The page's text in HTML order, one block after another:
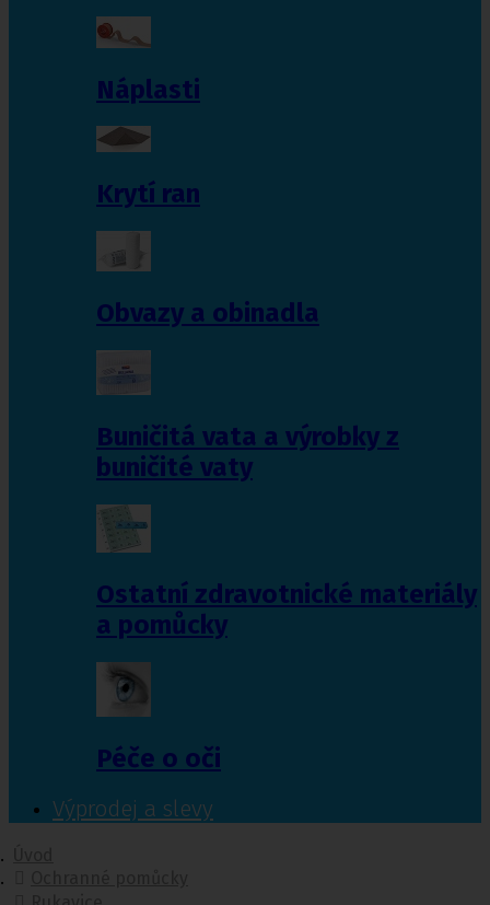
Náplasti
Krytí ran
Obvazy a obinadla
Buničitá vata a výrobky z
buničité vaty
Ostatní zdravotnické materiály
a pomůcky
Péče o oči
Výprodej a slevy